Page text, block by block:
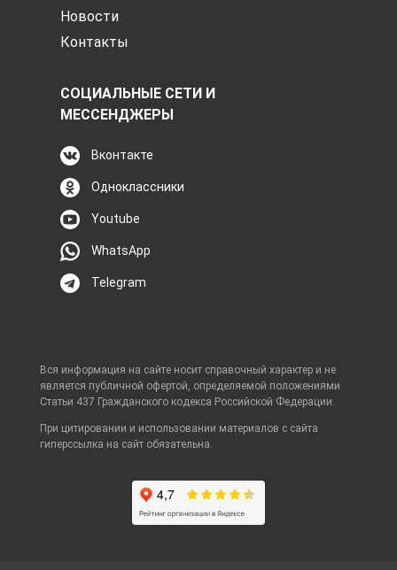
Новости
Контакты
СОЦИАЛЬНЫЕ СЕТИ И
МЕССЕНДЖЕРЫ
Вконтакте
Одноклассники
Youtube
WhatsApp
Telegram
Вся информация на сайте носит справочный характер и не
является публичной офертой, определяемой положениями
Статьи 437 Гражданского кодекса Российской Федерации.
При цитировании и использовании материалов с сайта
гиперссылка на сайт обязательна.